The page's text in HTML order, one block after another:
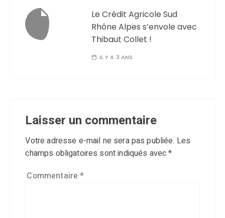
Le Crédit Agricole Sud
Rhône Alpes s’envole avec
Thibaut Collet !
IL Y A 3 ANS
Laisser un commentaire
Votre adresse e-mail ne sera pas publiée. Les
champs obligatoires sont indiqués avec*
Commentaire*